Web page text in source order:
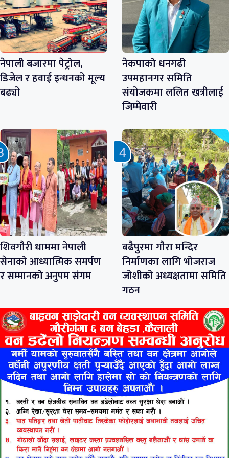
नेपाली बजारमा पेट्रोल,
डिजेल र हवाई इन्धनको मूल्य
बढ्यो
नेकपाको धनगढी
उपमहानगर समिति
संयोजकमा ललित खत्रीलाई
जिम्मेवारी
शिवगौरी धाममा नेपाली
सेनाको आध्यात्मिक समर्पण
र सम्मानको अनुपम संगम
बढैपुरमा गौरा मन्दिर
निर्माणका लागि भोजराज
जोशीको अध्यक्षतामा समिति
गठन